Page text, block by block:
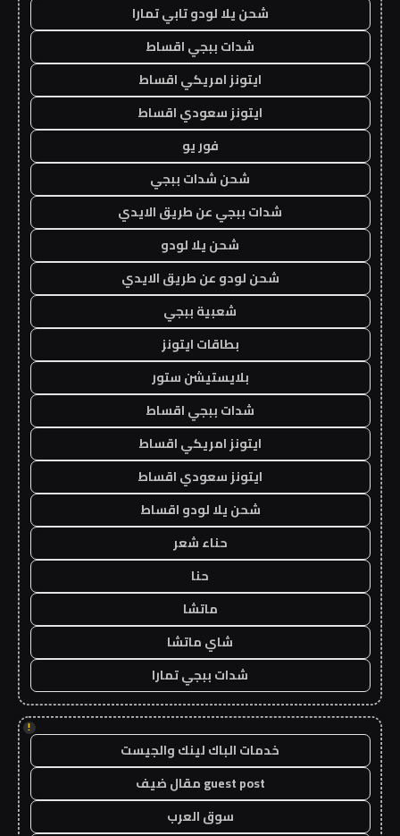
شحن يلا لودو تابي تمارا
شدات ببجي اقساط
ايتونز امريكي اقساط
ايتونز سعودي اقساط
فور يو
شحن شدات ببجي
شدات ببجي عن طريق الايدي
شحن يلا لودو
شحن لودو عن طريق الايدي
شعبية ببجي
بطاقات ايتونز
بلايستيشن ستور
شدات ببجي اقساط
ايتونز امريكي اقساط
ايتونز سعودي اقساط
شحن يلا لودو اقساط
حناء شعر
حنا
ماتشا
شاي ماتشا
شدات ببجي تمارا
!
خدمات الباك لينك والجيست
guest post مقال ضيف
سوق العرب